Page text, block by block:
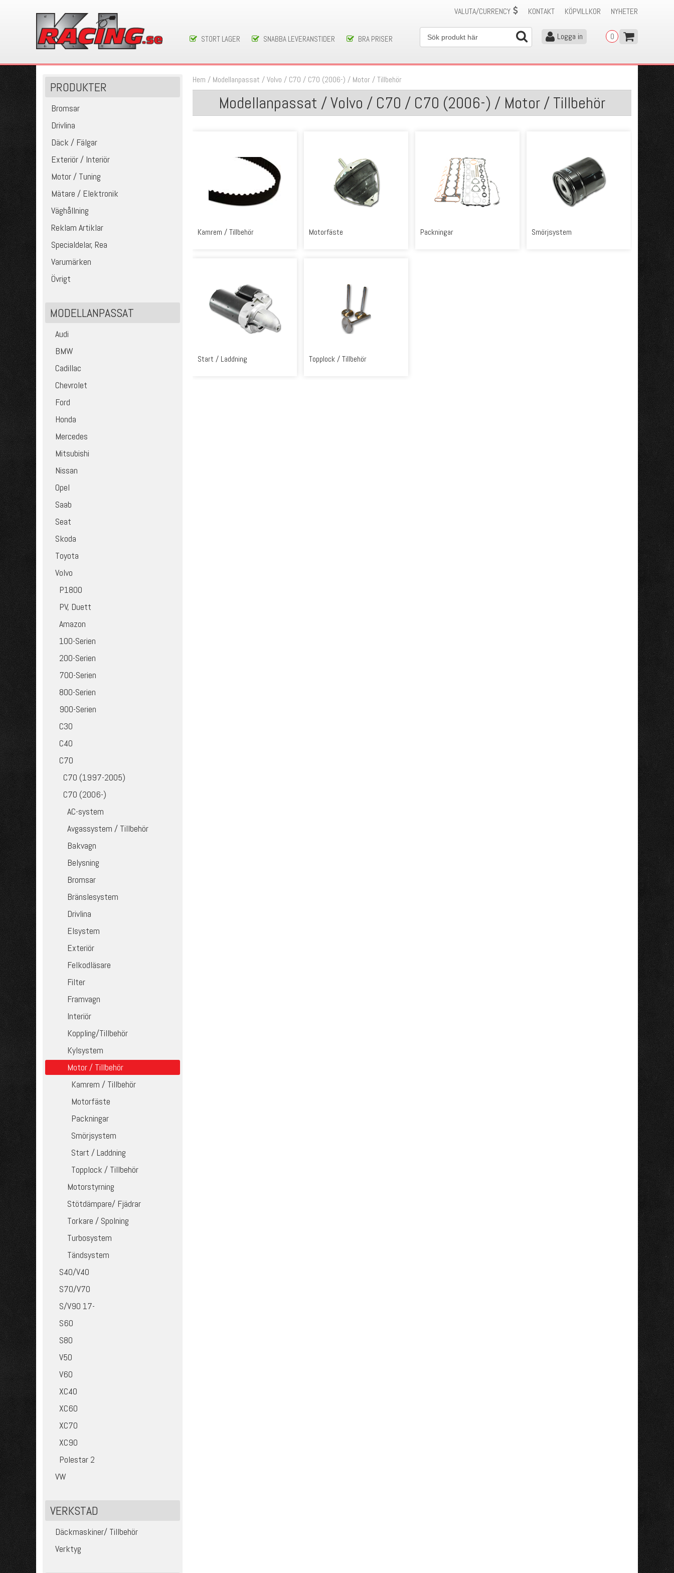
NYHETER
KÖPVILLKOR
KONTAKT
VALUTA/CURRENCY
STORT LAGER SNABBA LEVERANSTIDER BRA PRISER 0
Logga in
PRODUKTER
Bromsar
Drivlina
Däck / Fälgar
Exteriör / Interiör
Motor / Tuning
Mätare / Elektronik
Väghållning
Reklam Artiklar
Specialdelar, Rea
Varumärken
Övrigt
MODELLANPASSAT
Audi
BMW
Cadillac
Chevrolet
Ford
Honda
Mercedes
Mitsubishi
Nissan
Opel
Saab
Seat
Skoda
Toyota
Volvo
P1800
PV, Duett
Amazon
100-Serien
200-Serien
700-Serien
800-Serien
900-Serien
C30
C40
C70
C70 (1997-2005)
C70 (2006-)
AC-system
Avgassystem / Tillbehör
Bakvagn
Belysning
Bromsar
Bränslesystem
Drivlina
Elsystem
Exteriör
Felkodläsare
Filter
Framvagn
Interiör
Koppling/Tillbehör
Kylsystem
Motor / Tillbehör
Kamrem / Tillbehör
Motorfäste
Packningar
Smörjsystem
Start / Laddning
Topplock / Tillbehör
Motorstyrning
Stötdämpare/ Fjädrar
Torkare / Spolning
Turbosystem
Tändsystem
S40/V40
S70/V70
S/V90 17-
S60
S80
V50
V60
XC40
XC60
XC70
XC90
Polestar 2
VW
VERKSTAD
Däckmaskiner/ Tillbehör
Verktyg
Hem / Modellanpassat /Volvo / C70 / C70 (2006-) / Motor / Tillbehör
Modellanpassat / Volvo / C70 / C70 (2006-) / Motor / Tillbehör
Kamrem / Tillbehör Motorfäste Packningar Smörjsystem
Start / Laddning Topplock / Tillbehör